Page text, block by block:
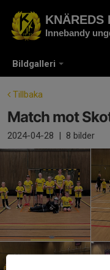
Bildgalleri
KNÄREDS
Innebandy
Tillbaka
Match mot
2024-04-28 | 8 bilder